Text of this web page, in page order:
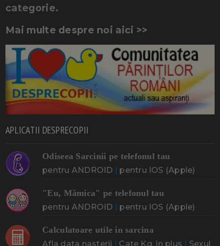
categorie.
Mai multe despre noi aici >>
APLICATII DESPRECOPII
Odiseea Sarcinii pe telefonul tau
pentru ANDROID | pentru IOS (Apple)
"Eu, Mămica" pe telefonul tau
pentru ANDROID | pentru IOS (Apple)
Calculatoare utile in sarcina
Afla data nasterii | Cate Kg. in plus | Sexul